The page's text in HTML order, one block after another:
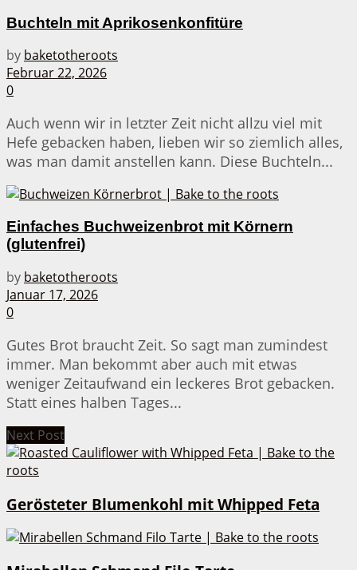
Buchteln mit Aprikosenkonfitüre
by baketotheroots
Februar 22, 2026
0
Auch wenn wir in letzter Zeit nicht allzu viel mit
Hefe gebacken haben, lieben wir so ziemlich alles,
was man damit anstellen kann. Diese Buchteln...
Einfaches Buchweizenbrot mit Körnern
(glutenfrei)
by baketotheroots
Januar 17, 2026
0
Gutes Brot braucht Zeit. So sagt man zumindest
immer. Man bekommt aber auch mit etwas
weniger Zeitaufwand ein leckeres Brot gebacken.
Statt eines halben Tages...
Next Post
Gerösteter Blumenkohl mit Whipped Feta